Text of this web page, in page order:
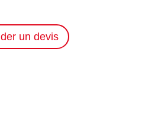
un devis